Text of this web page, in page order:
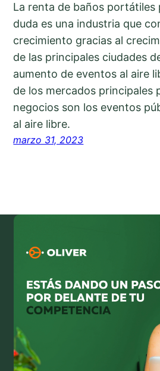
La renta de baños portátiles
duda es una industria que
crecimiento gracias al
de las principales ciudades
aumento de eventos al aire
de los mercados principales
negocios son los eventos
al aire libre.
marzo 31, 2023